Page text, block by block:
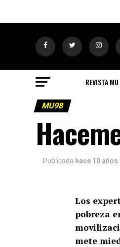
REVISTA MU
MU98
Publicada hace 10 años
Los
pobreza
mete